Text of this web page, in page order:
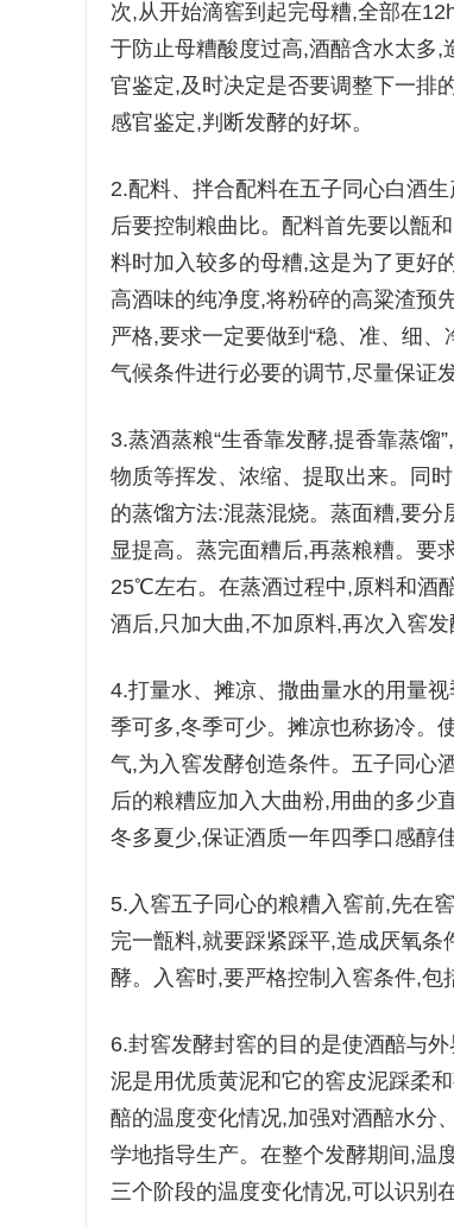
次,从开始滴窖到起完母糟,全部在
于防止母糟酸度过高,酒醅含水太多
官鉴定,及时决定是否要调整下一排
感官鉴定,判断发酵的好坏。
2.配料、拌合配料在五子同心白酒
后要控制粮曲比。配料首先要以甑
料时加入较多的母糟,这是为了更好
高酒味的纯净度,将粉碎的高粱渣预
严格,要求一定要做到“稳、准、细
气候条件进行必要的调节,尽量保证
3.蒸酒蒸粮“生香靠发酵,提香靠蒸
物质等挥发、浓缩、提取出来。同
的蒸馏方法:混蒸混烧。蒸面糟,要
显提高。蒸完面糟后,再蒸粮糟。要
25℃左右。在蒸酒过程中,原料和酒
酒后,只加大曲,不加原料,再次入窖
4.打量水、摊凉、撒曲量水的用量
季可多,冬季可少。摊凉也称扬冷。
气,为入窖发酵创造条件。五子同心
后的粮糟应加入大曲粉,用曲的多少
冬多夏少,保证酒质一年四季口感醇佳
5.入窖五子同心的粮糟入窖前,先在
完一甑料,就要踩紧踩平,造成厌氧
酵。入窖时,要严格控制入窖条件,包
6.封窖发酵封窖的目的是使酒醅与
泥是用优质黄泥和它的窖皮泥踩柔
醅的温度变化情况,加强对酒醅水分
学地指导生产。在整个发酵期间,温
三个阶段的温度变化情况,可以识别